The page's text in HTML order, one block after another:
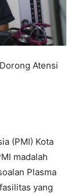
Atensi
(PMI) Kota
madalah
Plasma
yang